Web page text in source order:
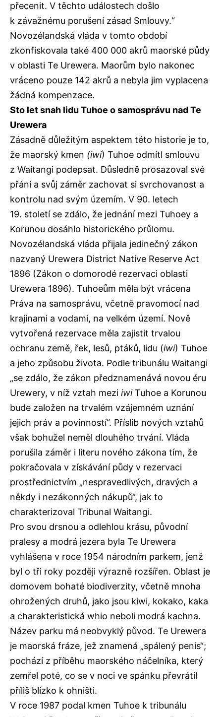
přecenit. V těchto událostech došlo
k závažnému porušení zásad Smlouvy.“
Novozélandská vláda v tomto období
zkonfiskovala také 400 000 akrů maorské půdy
v oblasti Te Urewera. Maorům bylo nakonec
vráceno pouze 142 akrů a nebyla jim vyplacena
žádná kompenzace.
Sto let snah lidu Tuhoe o samosprávu nad Te
Urewera
Zásadně důležitým aspektem této historie je to,
že maorský kmen (iwi) Tuhoe odmítl smlouvu
z Waitangi podepsat. Důsledně prosazoval své
přání a svůj záměr zachovat si svrchovanost a
kontrolu nad svým územím. V 90. letech
19. století se zdálo, že jednání mezi Tuhoey a
Korunou dosáhlo historického průlomu.
Novozélandská vláda přijala jedinečný zákon
nazvaný Urewera District Native Reserve Act
1896 (Zákon o domorodé rezervaci oblasti
Urewera 1896). Tuhoeům měla být vrácena
Práva na samosprávu, včetně pravomocí nad
krajinami a vodami, na velkém území. Nově
vytvořená rezervace měla zajistit trvalou
ochranu země, řek, lesů, ptáků, lidu (iwi) Tuhoe
a jeho způsobu života. Podle tribunálu Waitangi
„se zdálo, že zákon předznamenává novou éru
Urewery, v níž vztah mezi iwiTuhoe a Korunou
bude založen na trvalém vzájemném uznání
jejich práv a povinností“. Příslib nových vztahů
však bohužel neměl dlouhého trvání. Vláda
porušila záměr i literu nového zákona tím, že
pokračovala v získávání půdy v rezervaci
prostřednictvím „nespravedlivých, dravých a
někdy i nezákonných nákupů“, jak to
charakterizoval Tribunal Waitangi.
Pro svou drsnou a odlehlou krásu, původní
pralesy a modrá jezera byla Te Urewera
vyhlášena v roce 1954 národním parkem, jenž
byl o tři roky později výrazně rozšířen. Oblast je
domovem bohaté biodiverzity, včetně mnoha
ohrožených druhů, jako jsou kiwi, kokako, kaka
a charakteristická whio neboli modrá kachna.
Název parku má neobvyklý původ. Te Urewera
je maorská fráze, jež znamená „spálený penis“;
pochází z příběhu maorského náčelníka, který
zemřel poté, co se v noci ve spánku převrátil
příliš blízko k ohništi.
V roce 1987 podal kmen Tuhoe k tribunálu